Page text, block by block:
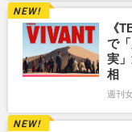
《
で
実
相
週刊